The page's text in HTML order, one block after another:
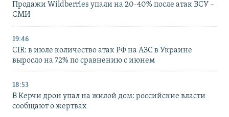
Продажи Wildberries упали на 20-40% после атак ВСУ –
СМИ
19:46
CIR: в июле количество атак РФ на АЗС в Украине
выросло на 72% по сравнению с июнем
18:53
В Керчи дрон упал на жилой дом: российские власти
сообщают о жертвах